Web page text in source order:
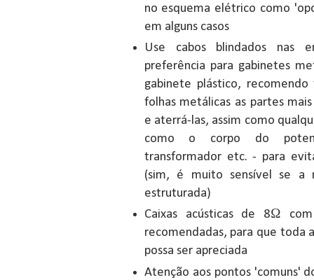
no esquema elétrico como
em alguns casos
Use cabos blindados nas
preferência para gabinetes
gabinete plástico,
folhas metálicas as partes
e aterrá-las, assim como
como o corpo do
transformador etc. - para
(sim, é muito sensível se a
estruturada)
Caixas acústicas de 8Ω
recomendadas, para que toda
possa ser apreciada
Atenção aos pontos 'comuns'